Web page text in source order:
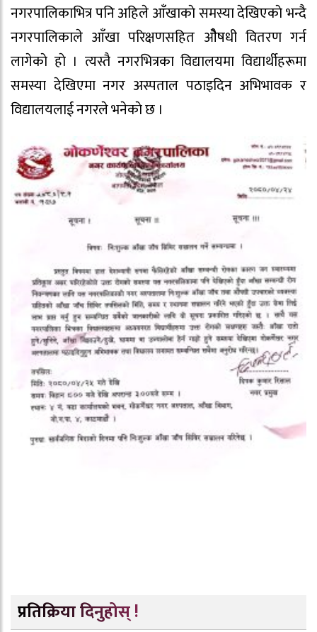
नगरपालिकाभित्र पनि अहिले आँखाकाे समस्या देखिएकाे भन्दै
नगरपालिकाले आँखा परिक्षणसहित ओैषधी वितरण गर्न
लागेकाे हाे । त्यस्तै नगरभित्रका विद्यालयमा विद्यार्थीहरूमा
समस्या देखिएमा नगर अस्पताल पठाइदिन अभिभावक र
विद्यालयलाई नगरले भनेकाे छ ।
प्रतिक्रिया दिनुहोस् !